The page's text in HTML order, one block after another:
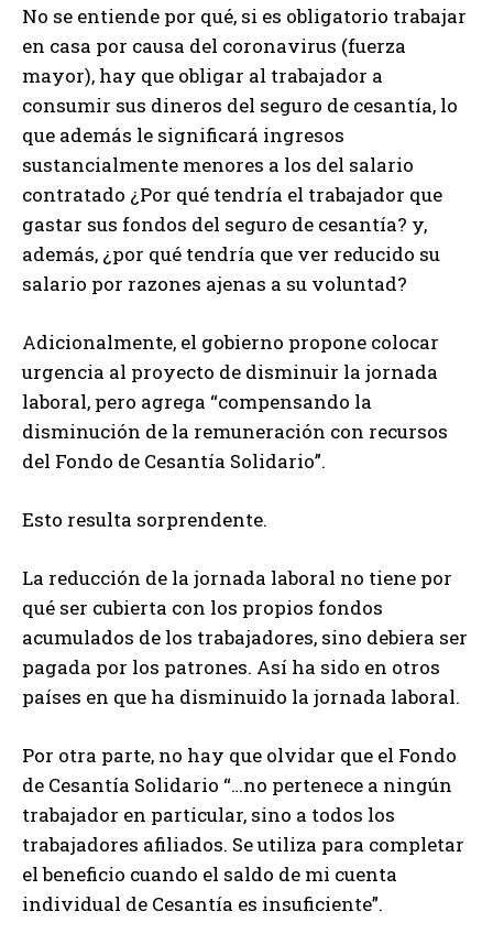
No se entiende por qué, si es obligatorio trabajar
en casa por causa del coronavirus (fuerza
mayor), hay que obligar al trabajador a
consumir sus dineros del seguro de cesantía, lo
que además le significará ingresos
sustancialmente menores a los del salario
contratado ¿Por qué tendría el trabajador que
gastar sus fondos del seguro de cesantía? y,
además, ¿por qué tendría que ver reducido su
salario por razones ajenas a su voluntad?
Adicionalmente, el gobierno propone colocar
urgencia al proyecto de disminuir la jornada
laboral, pero agrega “compensando la
disminución de la remuneración con recursos
del Fondo de Cesantía Solidario”.
Esto resulta sorprendente.
La reducción de la jornada laboral no tiene por
qué ser cubierta con los propios fondos
acumulados de los trabajadores, sino debiera ser
pagada por los patrones. Así ha sido en otros
países en que ha disminuido la jornada laboral.
Por otra parte, no hay que olvidar que el Fondo
de Cesantía Solidario “…no pertenece a ningún
trabajador en particular, sino a todos los
trabajadores afiliados. Se utiliza para completar
el beneficio cuando el saldo de mi cuenta
individual de Cesantía es insuficiente”.